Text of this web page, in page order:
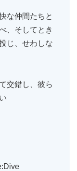
な仲間たちと
、そしてとき
じ、せわしな
交錯し、彼ら